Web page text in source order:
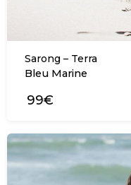
Sarong – Terra
Bleu Marine
99€